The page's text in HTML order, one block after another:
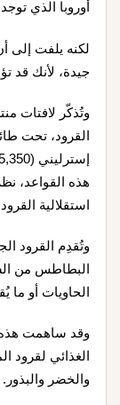
أوروبا الذي
لكنه يلفت إلى
جيدة، لأنك قد
وتُذكّر لافتات
هذه القواعد،
استقلالية القرود
وتُقدِم القرود
البطاطس من
الحاويات أو ما
وقد ساهمت هذه
الغذائي لقرود
والخضر والبذور .